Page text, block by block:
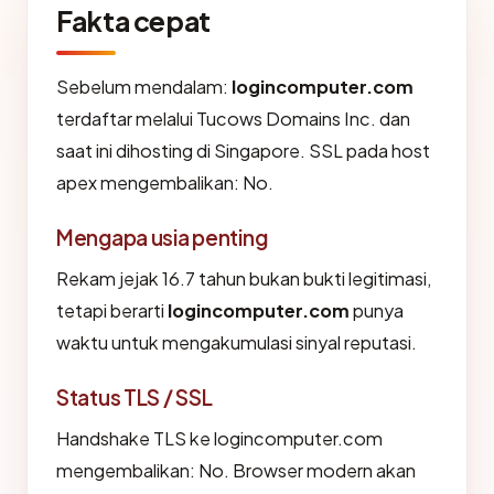
Fakta cepat
Sebelum mendalam: logincomputer.com
terdaftar melalui Tucows Domains Inc. dan
saat ini dihosting di Singapore. SSL pada host
apex mengembalikan: No.
Mengapa usia penting
Rekam jejak 16.7 tahun bukan bukti legitimasi,
tetapi berarti logincomputer.compunya
waktu untuk mengakumulasi sinyal reputasi.
Status TLS / SSL
Handshake TLS ke logincomputer.com
mengembalikan: No. Browser modern akan